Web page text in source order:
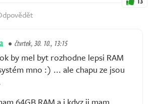
čtvrtek, 30. 10., 13:15
by mel byt rozhodne lepsi RAM
mno :) ... ale chapu ze jsou